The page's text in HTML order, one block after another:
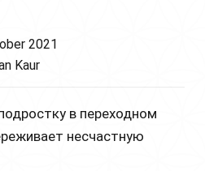
2021
Kaur
в переходном
несчастную